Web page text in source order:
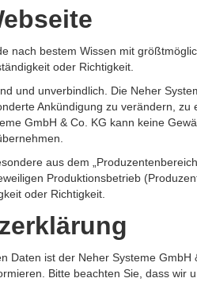
nach bestem Wissen mit
oder Richtigkeit.
und unverbindlich. Die Neher
Ankündigung zu verändern,
GmbH & Co. KG kann keine
aus dem
Produktionsbetrieb
oder Richtigkeit.
Daten ist der Neher Systeme
Bitte beachten Sie, dass wir